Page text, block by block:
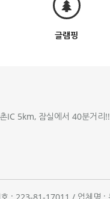
글램핑
IC 5km, 잠실에서 40분거리